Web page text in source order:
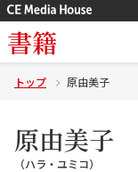
書籍
トップ 原由美子
原由美子
（ハラ・ユミコ）